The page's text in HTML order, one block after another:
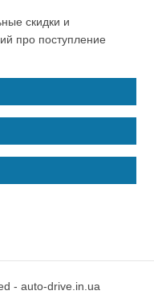
скидки и
про поступление
- auto-drive.in.ua